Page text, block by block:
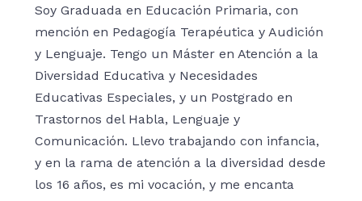
Soy Graduada en Educación Primaria, con
mención en Pedagogía Terapéutica y Audición
y Lenguaje. Tengo un Máster en Atención a la
Diversidad Educativa y Necesidades
Educativas Especiales, y un Postgrado en
Trastornos del Habla, Lenguaje y
Comunicación. Llevo trabajando con infancia,
y en la rama de atención a la diversidad desde
los 16 años, es mi vocación, y me encanta